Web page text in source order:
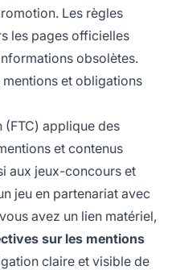
Les règles
les pages officielles
obsolètes.
et obligations
(FTC) applique des
et contenus
aux jeux-concours et
jeu en partenariat avec
avez un lien matériel,
sur les mentions
claire et visible de